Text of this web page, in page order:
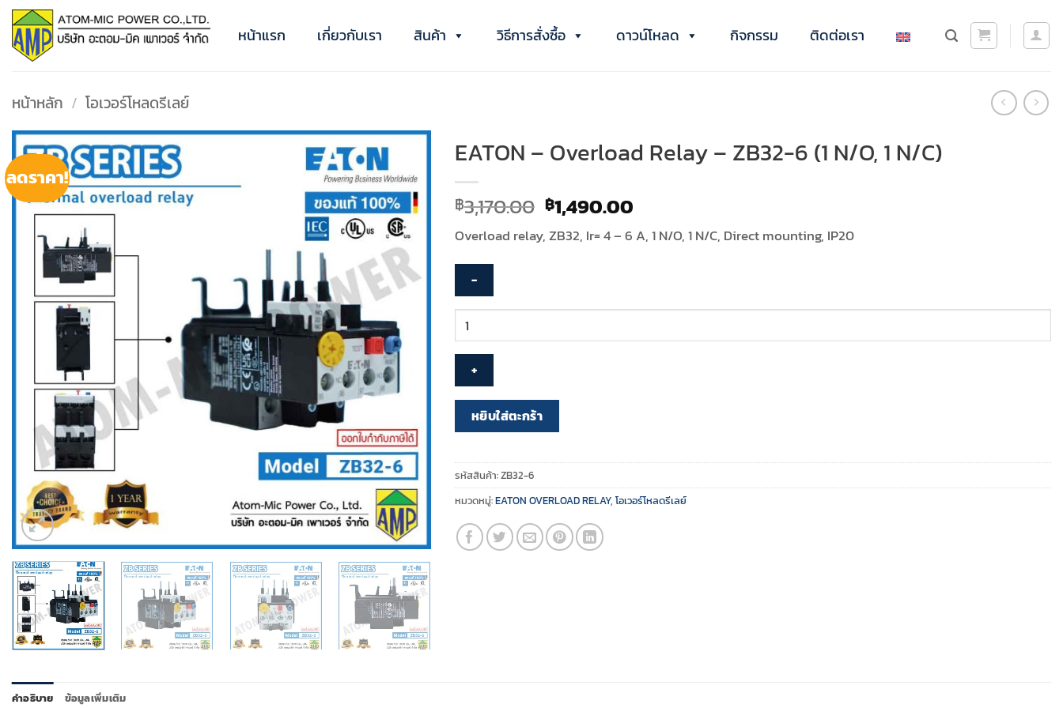
ข้าม
ยัง
หน้าแรก เกี่ยวกับเรา สินค้า วิธีการสั่งซื้อ ดาวน์โหลด กิจกรรม ติดต่อเรา
หน้าหลัก / โอเวอร์โหลดรีเลย์
ลดราคา!
EATON – Overload Relay – ZB32-6 (1 N/O, 1 N/C)
฿3,170.00 Original
price
was:
฿1,490.00Current
price
is:
Overload relay, ZB32, Ir= 4 – 6 A, 1 N/O, 1 N/C, Direct mounting, IP20
จำนวน
EATON
-
Overload
ZB32-
(1
N/O,
1
N/C)
ชิ้น
หยิบใส่ตะกร้า
รหัสสินค้า:ZB32-6
หมวดหมู่:EATON OVERLOAD RELAY, โอเวอร์โหลดรีเลย์
คำอธิบาย ข้อมูลเพิ่มเติม